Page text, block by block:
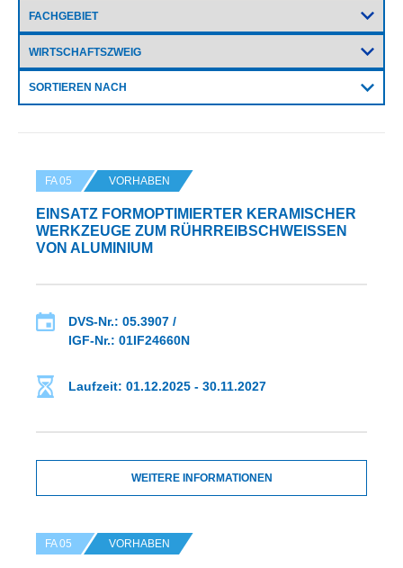
SORTIEREN NACH
FA 05 VORHABEN
EINSATZ FORMOPTIMIERTER KERAMISCHER
WERKZEUGE ZUM RÜHRREIBSCHWEISSEN V
ON ALUMINIUM
DVS-Nr.: 05.3907 /
IGF-Nr.: 01IF24660N
Laufzeit: 01.12.2025 - 30.11.2027
WEITERE INFORMATIONEN
FA 05 VORHABEN